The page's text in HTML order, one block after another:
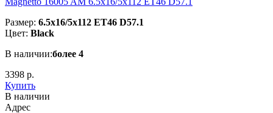
Размер: 6.5x16/5x112 ET46 D57.1
Цвет: Black
В наличии:более 4
3398 р.
Купить
В наличии
Aдрес